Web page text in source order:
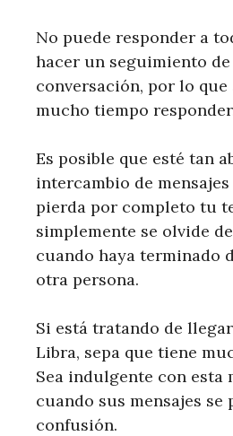
No puede responder a
hacer un seguimiento de
conversación, por lo que
mucho tiempo
Es posible que esté tan
intercambio de
pierda por completo tu
simplemente se olvide
cuando haya terminado
otra persona.
Si está tratando de
Libra, sepa que tiene
Sea indulgente con esta
cuando sus mensajes se
confusión.